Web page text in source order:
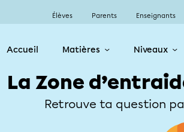
Élèves Parents Enseignants
Accueil Matières Niveaux
La Zone
Retrouve ta question